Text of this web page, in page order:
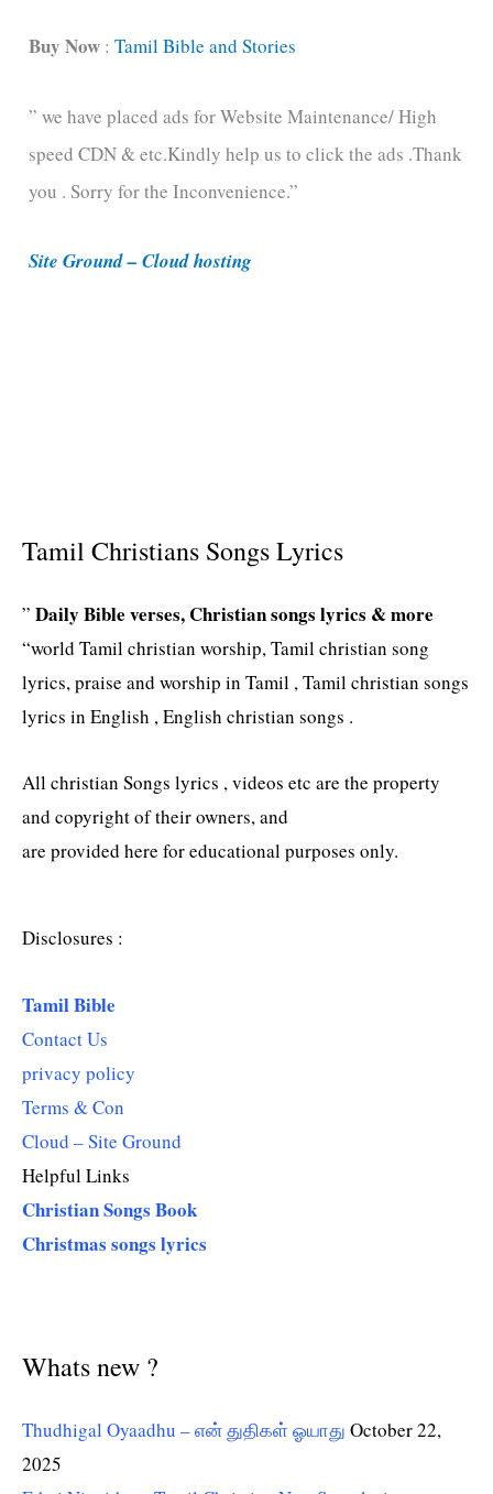
t
g
o
r
e
Buy Now :Tamil Bible and Stories
” we have placed ads for Website Maintenance/ High
speed CDN & etc.Kindly help us to click the ads .Thank
you . Sorry for the Inconvenience.”
Site Ground – Cloud hosting
Tamil Christians Songs Lyrics
” Daily Bible verses, Christian songs lyrics & more
“world Tamil christian worship, Tamil christian song
lyrics, praise and worship in Tamil , Tamil christian songs
lyrics in English , English christian songs .
All christian Songs lyrics , videos etc are the property
and copyright of their owners, and
are provided here for educational purposes only.
Disclosures :
Tamil Bible
Contact Us
privacy policy
Terms & Con
Cloud – Site Ground
Helpful Links
Christian Songs Book
Christmas songs lyrics
Whats new ?
Thudhigal Oyaadhu – என் துதிகள் ஓயாது October 22,
2025